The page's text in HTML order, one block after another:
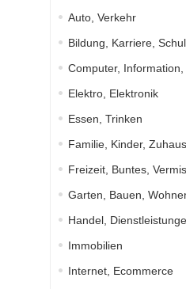
Auto, Verkehr
Bildung, Karriere,
Computer,
Elektro, Elektronik
Essen, Trinken
Familie, Kinder,
Freizeit, Buntes,
Garten, Bauen,
Handel,
Immobilien
Internet, Ecommerce